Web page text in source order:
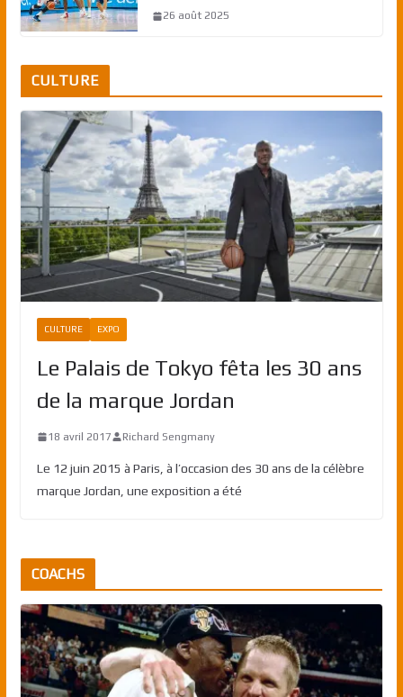
26 août 2025
CULTURE
CULTURE EXPO
Le Palais de Tokyo fêta les 30 ans
de la marque Jordan
18 avril 2017 Richard Sengmany
Le 12 juin 2015 à Paris, à l’occasion des 30 ans de la célèbre
marque Jordan, une exposition a été
COACHS